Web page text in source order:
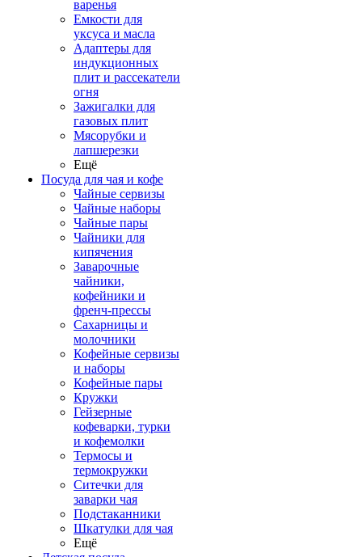
варенья
Емкости для
уксуса и масла
Адаптеры для
индукционных
плит и рассекатели
огня
Зажигалки для
газовых плит
Мясорубки и
лапшерезки
Ещё
Посуда для чая и кофе
Чайные сервизы
Чайные наборы
Чайные пары
Чайники для
кипячения
Заварочные
чайники,
кофейники и
френч-прессы
Сахарницы и
молочники
Кофейные сервизы
и наборы
Кофейные пары
Кружки
Гейзерные
кофеварки, турки
и кофемолки
Термосы и
термокружки
Ситечки для
заварки чая
Подстаканники
Шкатулки для чая
Ещё